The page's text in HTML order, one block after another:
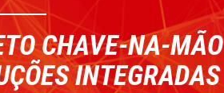
CHAVE-NA-MÃO
INTEGRADAS